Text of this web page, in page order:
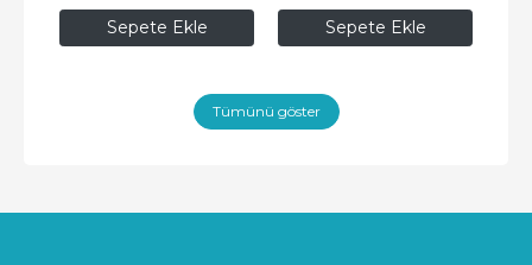
Sepete Ekle Sepete Ekle
Tümünü göster